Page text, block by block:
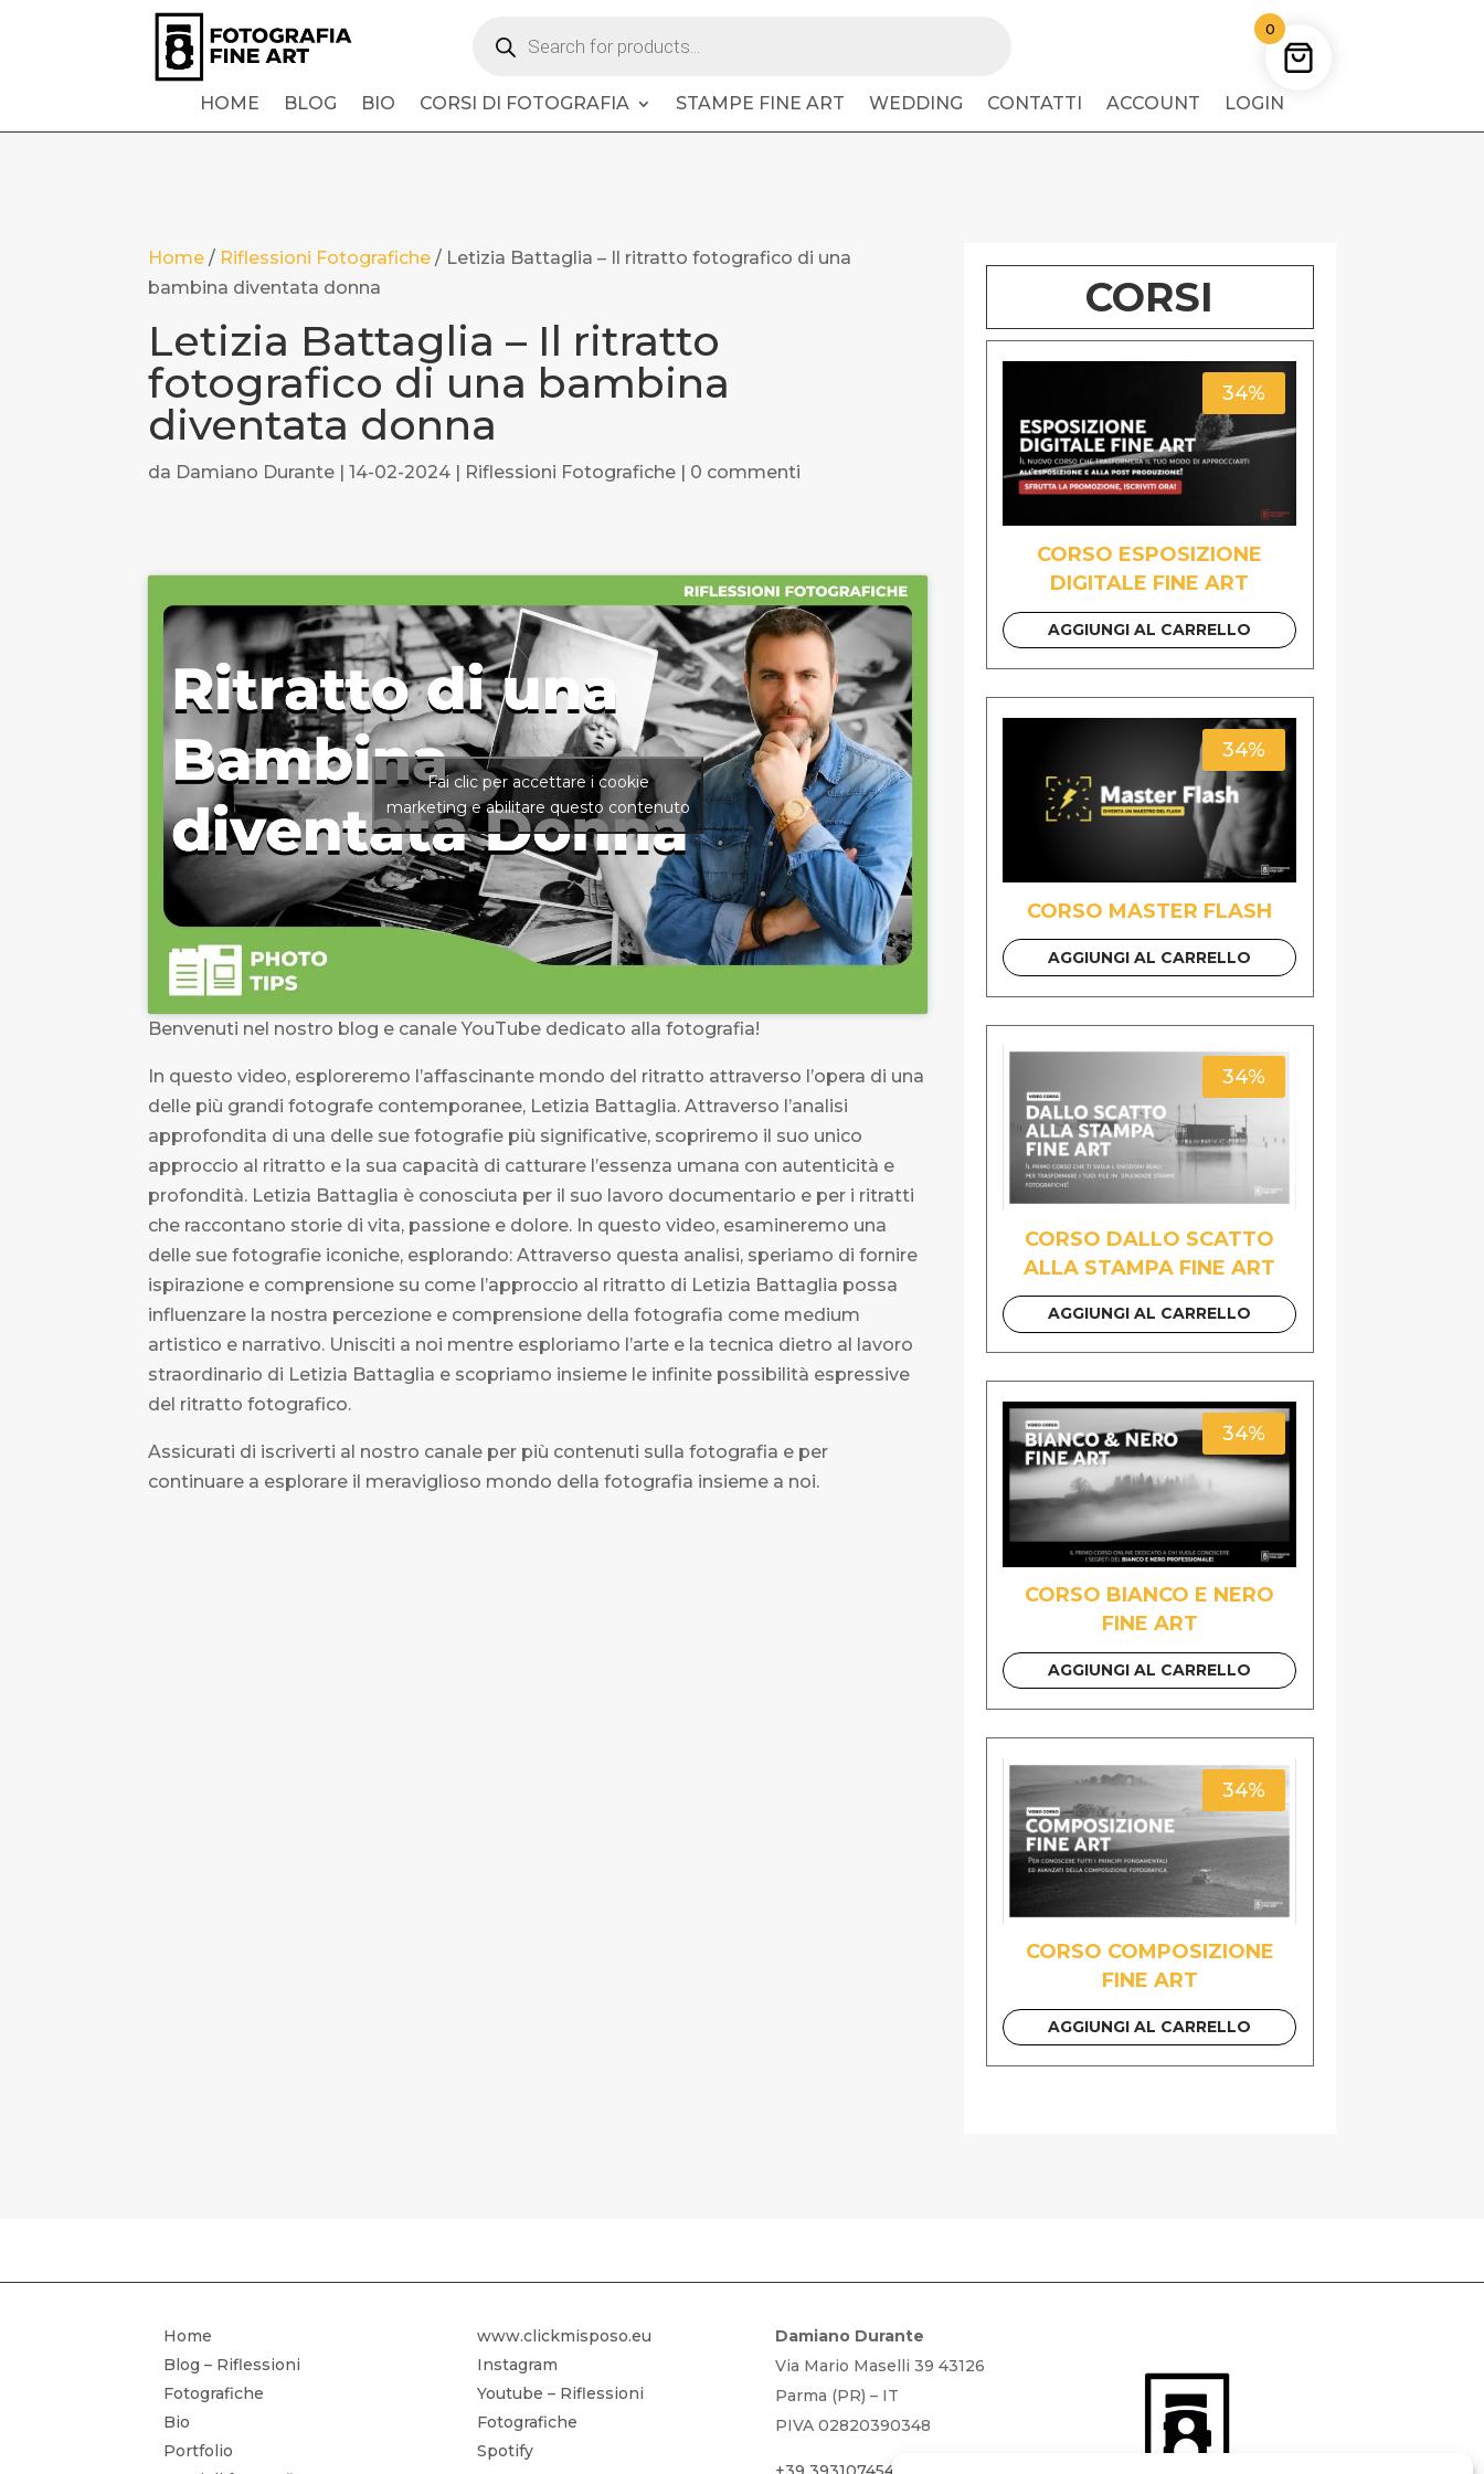
search
HOME BLOG BIO CORSI DI FOTOGRAFIA STAMPE FINE ART WEDDING CONTATTI ACCOUNT LOGIN
Home / Riflessioni Fotografiche / Letizia Battaglia – Il ritratto fotografico di una
bambina diventata donna
Letizia Battaglia – Il ritratto
fotografico di una bambina
diventata donna
da Damiano Durante |14-02-2024 | Riflessioni Fotografiche | 0 commenti
Fai clic per accettare i cookie
marketing e abilitare questo contenuto
Benvenuti nel nostro blog e canale YouTube dedicato alla fotografia!
In questo video, esploreremo l’affascinante mondo del ritratto attraverso l’opera di una
delle più grandi fotografe contemporanee, Letizia Battaglia. Attraverso l’analisi
approfondita di una delle sue fotografie più significative, scopriremo il suo unico
approccio al ritratto e la sua capacità di catturare l’essenza umana con autenticità e
profondità. Letizia Battaglia è conosciuta per il suo lavoro documentario e per i ritratti
che raccontano storie di vita, passione e dolore. In questo video, esamineremo una
delle sue fotografie iconiche, esplorando: Attraverso questa analisi, speriamo di fornire
ispirazione e comprensione su come l’approccio al ritratto di Letizia Battaglia possa
influenzare la nostra percezione e comprensione della fotografia come medium
artistico e narrativo. Unisciti a noi mentre esploriamo l’arte e la tecnica dietro al lavoro
straordinario di Letizia Battaglia e scopriamo insieme le infinite possibilità espressive
del ritratto fotografico.
Assicurati di iscriverti al nostro canale per più contenuti sulla fotografia e per
continuare a esplorare il meraviglioso mondo della fotografia insieme a noi.
CORSI
34%
CORSO ESPOSIZIONE
DIGITALE FINE ART
AGGIUNGI AL CARRELLO
34%
CORSO MASTER FLASH
AGGIUNGI AL CARRELLO
34%
CORSO DALLO SCATTO
ALLA STAMPA FINE ART
AGGIUNGI AL CARRELLO
34%
CORSO BIANCO E NERO
FINE ART
AGGIUNGI AL CARRELLO
34%
CORSO COMPOSIZIONE
FINE ART
AGGIUNGI AL CARRELLO
Home
Blog – Riflessioni
Fotografiche
Bio
Portfolio
www.clickmisposo.eu
Instagram
Youtube – Riflessioni
Fotografiche
Spotify
Damiano Durante
Via Mario Maselli 39 43126
Parma (PR) – IT
PIVA 02820390348
0